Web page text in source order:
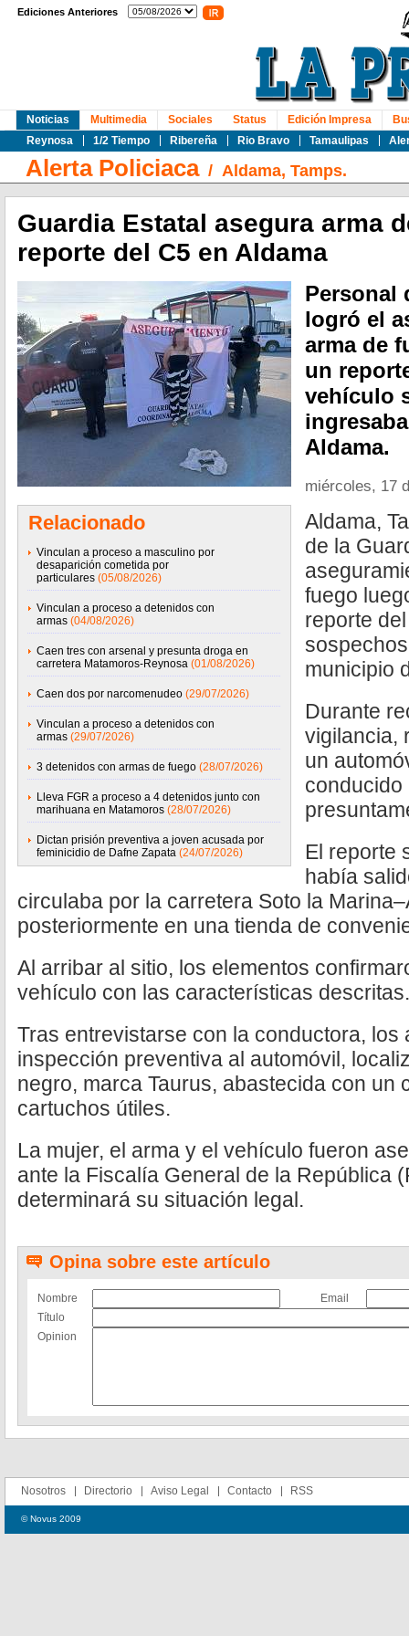
Ediciones Anteriores
Noticias
Reynosa
1/2 Tiempo Ribereña Rio Bravo Tamaulipas
Multimedia Sociales Status Edición Impresa
Alerta Policiaca/ Aldama, Tamps.
Guardia Estatal asegura arma
reporte del C5 en Aldama
Relacionado
Vinculan a proceso a masculino por
desaparición cometida por
particulares (05/08/2026)
Vinculan a proceso a detenidos con
armas (04/08/2026)
Caen tres con arsenal y presunta droga en
carretera Matamoros-Reynosa (01/08/2026)
Caen dos por narcomenudeo (29/07/2026)
Vinculan a proceso a detenidos con
armas (29/07/2026)
3 detenidos con armas de fuego (28/07/2026)
Lleva FGR a proceso a 4 detenidos junto con
marihuana en Matamoros (28/07/2026)
Dictan prisión preventiva a joven acusada por
feminicidio de Dafne Zapata (24/07/2026)
Personal
logró el
arma de
un
vehículo
Aldama.
miércoles, 17
Aldama,
de la
fuego
reporte
municipio
Durante
vigilancia,
un
conducido
El reporte
había
circulaba por la carretera Soto la
posteriormente en una tienda de
Al arribar al sitio, los elementos
vehículo con las características descritas.
Tras entrevistarse con la conductora, los
inspección preventiva al automóvil,
negro, marca Taurus, abastecida con un
cartuchos útiles.
La mujer, el arma y el vehículo fueron
ante la Fiscalía General de la República
determinará su situación legal.
Opina sobre este artículo
Nombre
Email
Título
Opinion
Nosotros Directorio Aviso Legal Contacto RSS
© Novus 2009